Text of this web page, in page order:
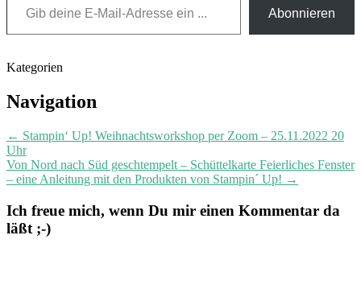
Abonnieren
Kategorien
Post
Navigation
← Stampin‘ Up! Weihnachtsworkshop per Zoom – 25.11.2022 20
Uhr
Von Nord nach Süd geschtempelt – Schüttelkarte Feierliches Fenster
– eine Anleitung mit den Produkten von Stampin´ Up! →
Ich freue mich, wenn Du mir einen Kommentar da
läßt ;-)